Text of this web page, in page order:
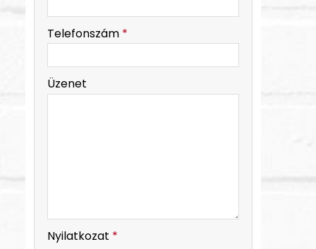
-
Telefonszám *
Üzenet
Nyilatkozat *